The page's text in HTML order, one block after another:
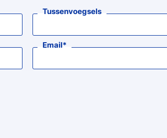
Tussenvoegsels
Email